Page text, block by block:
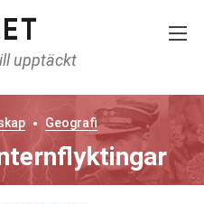
upptäckt
Geografi